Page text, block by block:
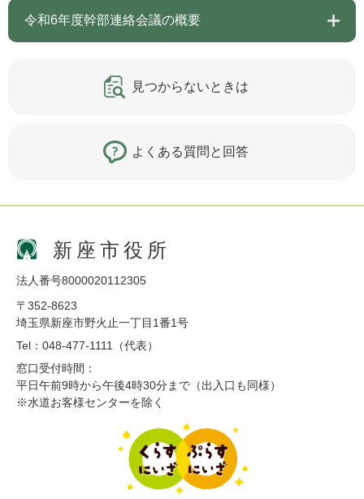
令和6年度幹部連絡会議の概要
見つからないときは
よくある質問と回答
新座市役所
法人番号8000020112305
〒352-8623
埼玉県新座市野火止一丁目1番1号
Tel：048-477-1111（代表）
窓口受付時間：
平日午前9時から午後4時30分まで（出入口も同様）
※水道お客様センターを除く